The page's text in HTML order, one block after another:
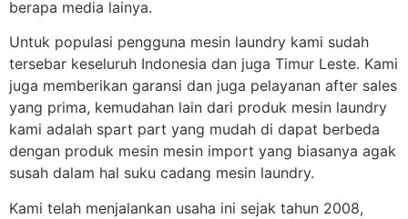
berapa media lainya.
Untuk populasi pengguna mesin laundry kami sudah
tersebar keseluruh Indonesia dan juga Timur Leste. Kami
juga memberikan garansi dan juga pelayanan after sales
yang prima, kemudahan lain dari produk mesin laundry
kami adalah spart part yang mudah di dapat berbeda
dengan produk mesin mesin import yang biasanya agak
susah dalam hal suku cadang mesin laundry.
Kami telah menjalankan usaha ini sejak tahun 2008,